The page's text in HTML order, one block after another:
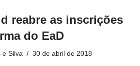
reabre as inscrições
do EaD
e Silva 30 de abril de 2018